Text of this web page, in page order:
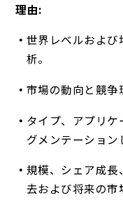
理由:
世界レベルおよび
析。
市場の動向と競争
タイプ、アプリ
グメンテーション
規模、シェア成
去および将来の市